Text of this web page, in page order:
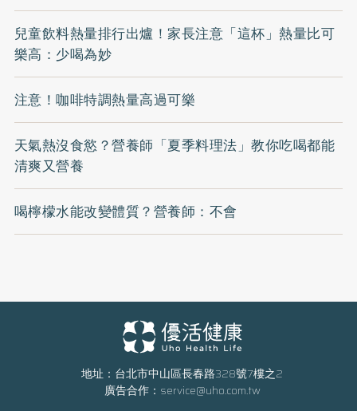
兒童飲料熱量排行出爐！家長注意「這杯」熱量比可
樂高：少喝為妙
注意！咖啡特調熱量高過可樂
天氣熱沒食慾？營養師「夏季料理法」教你吃喝都能
清爽又營養
喝檸檬水能改變體質？營養師：不會
地址：台北市中山區長春路328號7樓之2
廣告合作： service@uho.com.tw